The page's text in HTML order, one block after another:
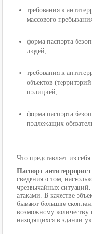
требования к
массового
форма паспорта
людей;
требования к
объектов
полицией;
форма паспорта
подлежащих
Что представляет из
Паспорт
сведения о том,
чрезвычайных ситуаций,
атаками. В качестве
бывают большие
возможному количеству
находящихся в здании